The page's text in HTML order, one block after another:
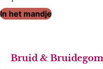
In het mandje
Bruid &